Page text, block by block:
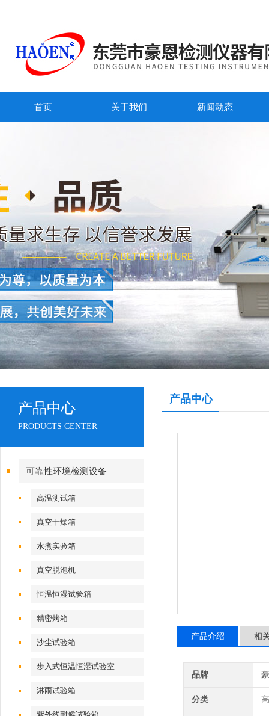
首页 关于我们 新闻动态
产品中心
PRODUCTS CENTER
可靠性环境检测设备
高温测试箱
真空干燥箱
水煮实验箱
真空脱泡机
恒温恒湿试验箱
精密烤箱
沙尘试验箱
步入式恒温恒湿试验室
淋雨试验箱
产品中心
产品介绍 相
品牌
分类